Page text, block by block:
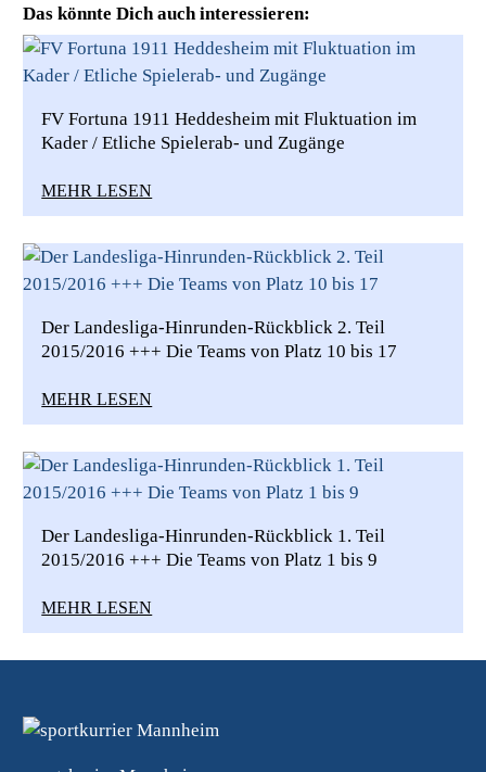
Das könnte Dich auch interessieren:
FV Fortuna 1911 Heddesheim mit Fluktuation im
Kader / Etliche Spielerab- und Zugänge
MEHR LESEN
Der Landesliga-Hinrunden-Rückblick 2. Teil
2015/2016 +++ Die Teams von Platz 10 bis 17
MEHR LESEN
Der Landesliga-Hinrunden-Rückblick 1. Teil
2015/2016 +++ Die Teams von Platz 1 bis 9
MEHR LESEN